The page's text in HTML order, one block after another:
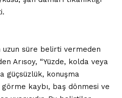
uzun süre belirti vermeden
Arısoy, “Yüzde, kolda veya
güçsüzlük, konuşma
kaybı, baş dönmesi ve